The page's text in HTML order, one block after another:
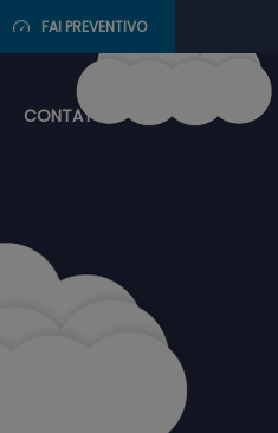
FAI PREVENTIVO
CONTATTI